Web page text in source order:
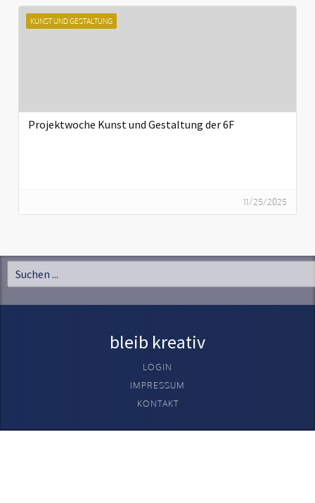
KUNST UND GESTALTUNG
Projektwoche Kunst und Gestaltung der 6F
11/25/2025
bleib kreativ
LOGIN
IMPRESSUM
KONTAKT